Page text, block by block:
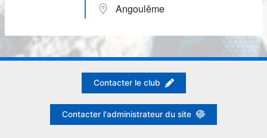
Angoulême
Contacter le club
Contacter l'administrateur du site